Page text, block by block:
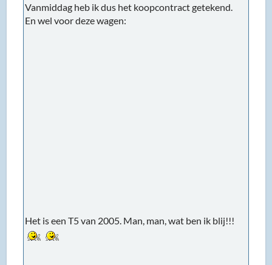
Vanmiddag heb ik dus het koopcontract getekend.
En wel voor deze wagen:
Het is een T5 van 2005. Man, man, wat ben ik blij!!!